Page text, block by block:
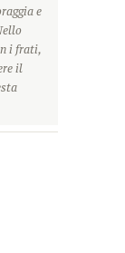
e
i frati,
il